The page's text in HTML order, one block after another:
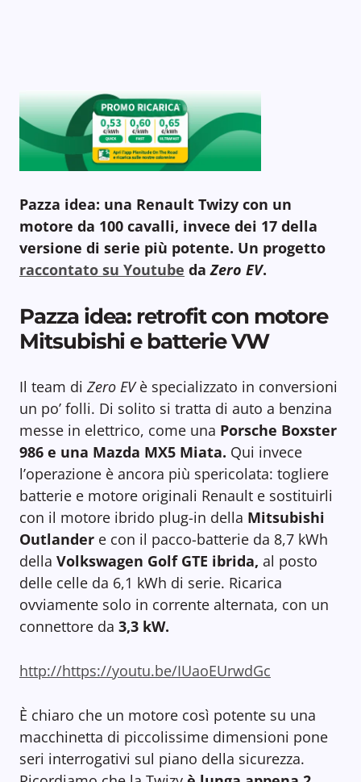
Pazza idea: una Renault Twizy con un
motore da 100 cavalli, invece dei 17 della
versione di serie più potente. Un progetto
raccontato su Youtube da Zero EV.
Pazza idea: retrofit con motore
Mitsubishi e batterie VW
Il team di Zero EVè specializzato in conversioni
un po’ folli. Di solito si tratta di auto a benzina
messe in elettrico, come una Porsche Boxster
986 e una Mazda MX5 Miata. Qui invece
l’operazione è ancora più spericolata: togliere
batterie e motore originali Renault e sostituirli
con il motore ibrido plug-in della Mitsubishi
Outlander e con il pacco-batterie da 8,7 kWh
della Volkswagen Golf GTE ibrida, al posto
delle celle da 6,1 kWh di serie. Ricarica
ovviamente solo in corrente alternata, con un
connettore da 3,3 kW.
http://https://youtu.be/IUaoEUrwdGc
È chiaro che un motore così potente su una
macchinetta di piccolissime dimensioni pone
seri interrogativi sul piano della sicurezza.